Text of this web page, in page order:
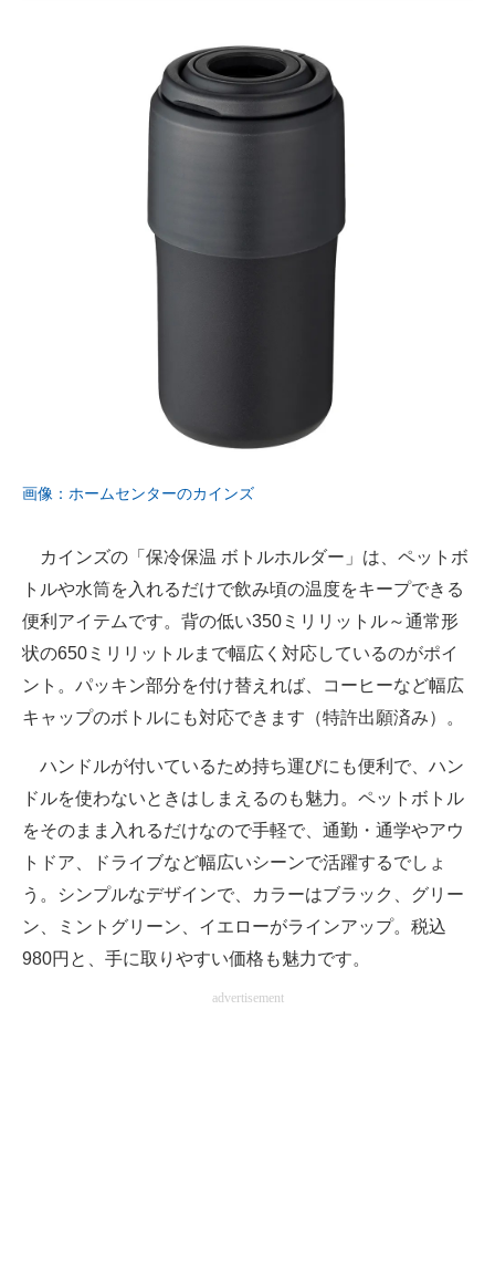
画像：ホームセンターのカインズ
カインズの「保冷保温 ボトルホルダー」は、ペットボ
トルや水筒を入れるだけで飲み頃の温度をキープできる
便利アイテムです。背の低い350ミリリットル～通常形
状の650ミリリットルまで幅広く対応しているのがポイ
ント。パッキン部分を付け替えれば、コーヒーなど幅広
キャップのボトルにも対応できます（特許出願済み）。
ハンドルが付いているため持ち運びにも便利で、ハン
ドルを使わないときはしまえるのも魅力。ペットボトル
をそのまま入れるだけなので手軽で、通勤・通学やアウ
トドア、ドライブなど幅広いシーンで活躍するでしょ
う。シンプルなデザインで、カラーはブラック、グリー
ン、ミントグリーン、イエローがラインアップ。税込
980円と、手に取りやすい価格も魅力です。
advertisement